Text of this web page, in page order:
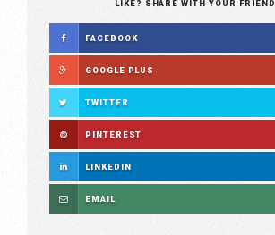
LIKE? SHARE WITH YOUR
FACEBOOK
GOOGLE PLUS
TWITTER
PINTEREST
LINKEDIN
EMAIL